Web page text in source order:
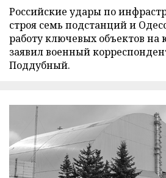
Российские удары по
строя семь подстанций и
работу ключевых объектов на
заявил военный
Поддубный.